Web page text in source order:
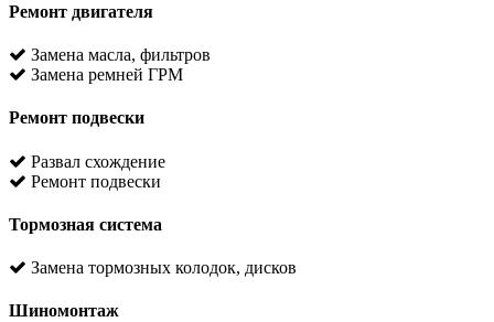
Ремонт двигателя
Замена масла, фильтров
Замена ремней ГРМ
Ремонт подвески
Развал схождение
Ремонт подвески
Тормозная система
Замена тормозных колодок, дисков
Шиномонтаж